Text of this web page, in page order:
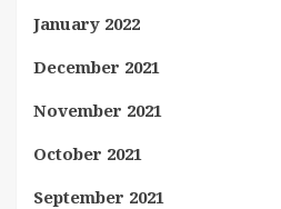
January 2022
December 2021
November 2021
October 2021
September 2021